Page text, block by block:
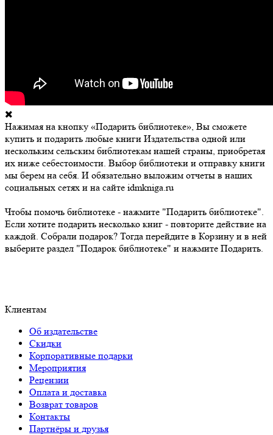
Нажимая на кнопку «Подарить библиотеке», Вы сможете
купить и подарить любые книги Издательства одной или
нескольким сельским библиотекам нашей страны, приобретая
их ниже себестоимости. Выбор библиотеки и отправку книги
мы берем на себя. И обязательно выложим отчеты в наших
социальных сетях и на сайте idmkniga.ru
Чтобы помочь библиотеке - нажмите "Подарить библиотеке".
Если хотите подарить несколько книг - повторите действие на
каждой. Собрали подарок? Тогда перейдите в Корзину и в ней
выберите раздел "Подарок библиотеке" и нажмите Подарить.
Клиентам
Об издательстве
Скидки
Корпоративные подарки
Мероприятия
Рецензии
Оплата и доставка
Возврат товаров
Контакты
Партнёры и друзья